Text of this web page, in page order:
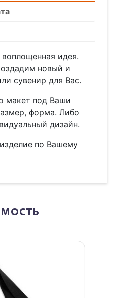
идея.
новый и
сувенир для Вас.
макет под Ваши
форма. Либо
дизайн.
по Вашему